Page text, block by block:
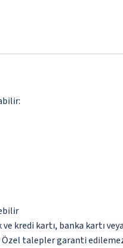
kredi kartı, banka kartı
Özel talepler garanti